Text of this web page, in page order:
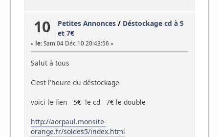
10 Petites Annonces / Déstockage cd à 5
et 7€
« le:Sam 04 Déc 10 20:43:56 »
Salut à tous
C'est l'heure du déstockage
voici le lien 5€ le cd 7€ le double
http://aorpaul.monsite-
orange.fr/soldes5/index.html